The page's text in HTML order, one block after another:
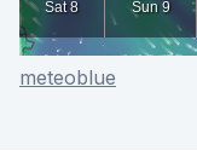
meteoblue